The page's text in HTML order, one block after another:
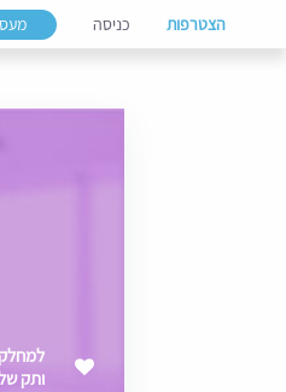
הצטרפות כניסה
ותק של 2-4